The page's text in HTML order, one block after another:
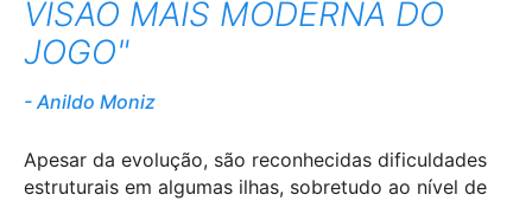
VISÃO MAIS MODERNA DO
JOGO"
Anildo Moniz
Apesar da evolução, são reconhecidas dificuldades
estruturais em algumas ilhas, sobretudo ao nível de